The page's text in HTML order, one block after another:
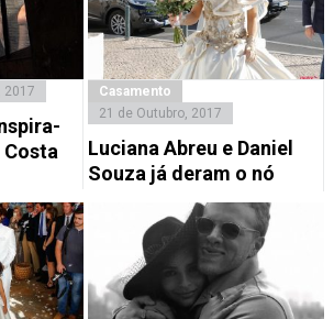
2017
Casamento
21 de Outubro, 2017
Luciana Abreu e Daniel
Souza já deram o nó